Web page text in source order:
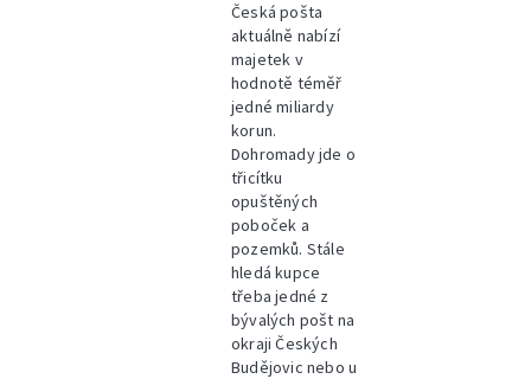
Česká pošta
aktuálně nabízí
majetek v
hodnotě téměř
jedné miliardy
korun.
Dohromady jde o
třicítku
opuštěných
poboček a
pozemků. Stále
hledá kupce
třeba jedné z
bývalých pošt na
okraji Českých
Budějovic nebo u